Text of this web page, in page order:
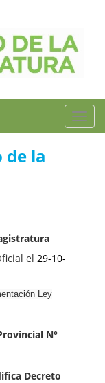
de la
el 29-10-
Ley
N°
Decreto